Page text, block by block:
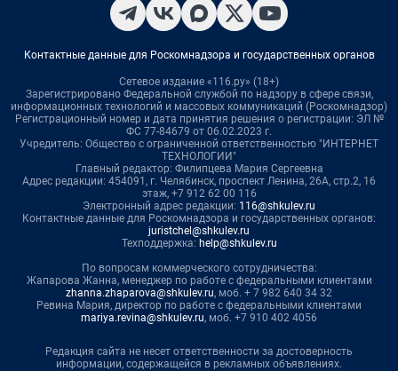
Контактные данные для Роскомнадзора и государственных органов
Сетевое издание «116.ру» (18+)
Зарегистрировано Федеральной службой по надзору в сфере связи,
информационных технологий и массовых коммуникаций (Роскомнадзор)
Регистрационный номер и дата принятия решения о регистрации: ЭЛ №
ФС 77-84679 от 06.02.2023 г.
Учредитель: Общество с ограниченной ответственностью "ИНТЕРНЕТ
ТЕХНОЛОГИИ"
Главный редактор: Филипцева Мария Сергеевна
Адрес редакции: 454091, г. Челябинск, проспект Ленина, 26А, стр.2, 16
этаж, +7 912 62 00 116
Электронный адрес редакции: 116@shkulev.ru
Контактные данные для Роскомнадзора и государственных органов:
juristchel@shkulev.ru
Техподдержка: help@shkulev.ru
По вопросам коммерческого сотрудничества:
Жапарова Жанна, менеджер по работе с федеральными клиентами
zhanna.zhaparova@shkulev.ru, моб. + 7 982 640 34 32
Ревина Мария, директор по работе с федеральными клиентами
mariya.revina@shkulev.ru, моб. +7 910 402 4056
Редакция сайта не несет ответственности за достоверность
информации, содержащейся в рекламных объявлениях.